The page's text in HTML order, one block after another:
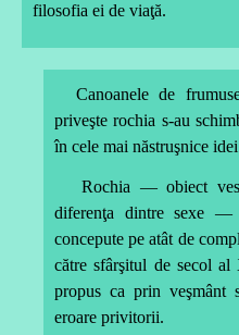
filosofia ei de viaţă.
Canoanele de
priveşte rochia s-au
în cele mai năstruşnice
Rochia — obiect
diferenţa dintre sexe
concepute pe atât de
către sfârşitul de secol
propus ca prin veşmânt
eroare privitorii.